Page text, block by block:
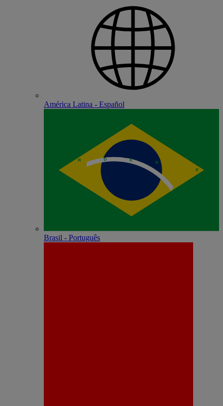
América Latina - Español
Brasil - Português